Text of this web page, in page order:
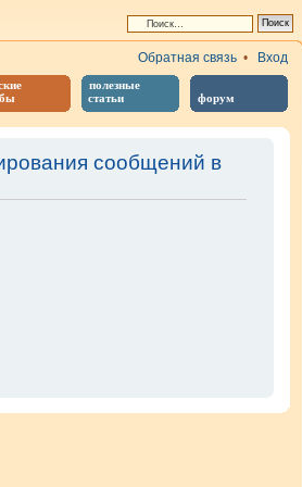
полезные
статьи
форум
Обратная связь • Вход
сообщений в